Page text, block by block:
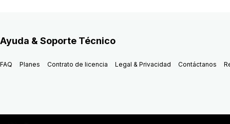
Ayuda & Soporte Técnico
FAQ Planes Contrato de licencia Legal & Privacidad Contáctanos